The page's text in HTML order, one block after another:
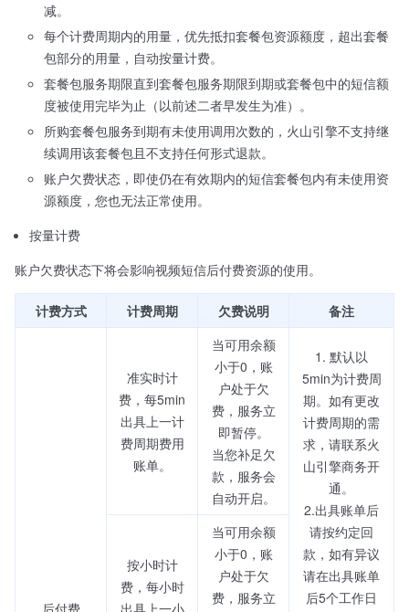
减。
每个计费周期内的用量，优先抵扣套餐包资源额度，超出套餐
包部分的用量，自动按量计费。
套餐包服务期限直到套餐包服务期限到期或套餐包中的短信额
度被使用完毕为止（以前述二者早发生为准）。
所购套餐包服务到期有未使用调用次数的，火山引擎不支持继
续调用该套餐包且不支持任何形式退款。
账户欠费状态，即使仍在有效期内的短信套餐包内有未使用资
源额度，您也无法正常使用。
按量计费
账户欠费状态下将会影响视频短信后付费资源的使用。
计费方式 计费周期 欠费说明 备注
准实时计
费，每5min
出具上一计
费周期费用
账单。
当可用余额
小于0，账
户处于欠
费，服务立
即暂停。
当您补足欠
款，服务会
自动开启。
1. 默认以
5min为计费周
期。如有更改
计费周期的需
求，请联系火
山引擎商务开
通。
2.出具账单后
请按约定回
款，如有异议
请在出具账单
后5个工作日
按小时计
费，每小时
当可用余额
小于0，账
户处于欠
费，服务立